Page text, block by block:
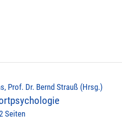
Prof. Dr. Bernd Strauß (Hrsg.)
Seiten